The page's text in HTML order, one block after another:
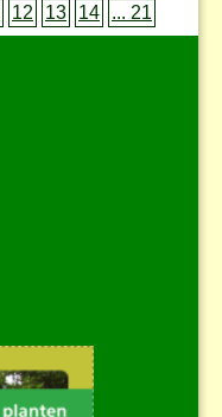
12 13 14 ... 21